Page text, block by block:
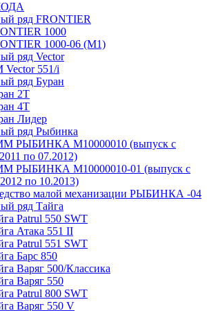
ряд FRONTIER
1000
1000-06 (М1)
ряд Vector
Vector 551/i
ряд Буран
2Т
4Т
Лидер
ряд Рыбинка
РЫБИНКА M10000010 (выпуск с
по 07.2012)
РЫБИНКА M10000010-01 (выпуск с
по 10.2013)
малой механизации РЫБИНКА -04
ряд Тайга
Patrul 550 SWT
Атака 551 II
Patrul 551 SWT
Барс 850
Варяг 500/Классика
Варяг 550
Patrul 800 SWT
Варяг 550 V